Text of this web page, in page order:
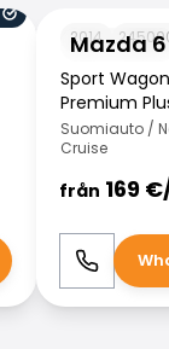
Mazda 6
2014
Sport
Premium
Suomiauto /
Cruise
från 169
Ring